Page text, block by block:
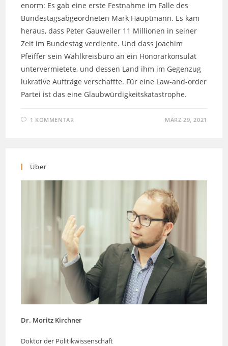
enorm: Es gab eine erste Festnahme im Falle des
Bundestagsabgeordneten Mark Hauptmann. Es kam
heraus, dass Peter Gauweiler 11 Millionen in seiner
Zeit im Bundestag verdiente. Und dass Joachim
Pfeiffer sein Wahlkreisbüro an ein Honorarkonsulat
untervermietete, und dessen Land ihm im Gegenzug
lukrative Aufträge verschaffte. Für eine Law-and-order
Partei ist das eine Glaubwürdigkeitskatastrophe.
1 KOMMENTAR MÄRZ 29, 2021
Über
Dr. Moritz Kirchner
Doktor der Politikwissenschaft